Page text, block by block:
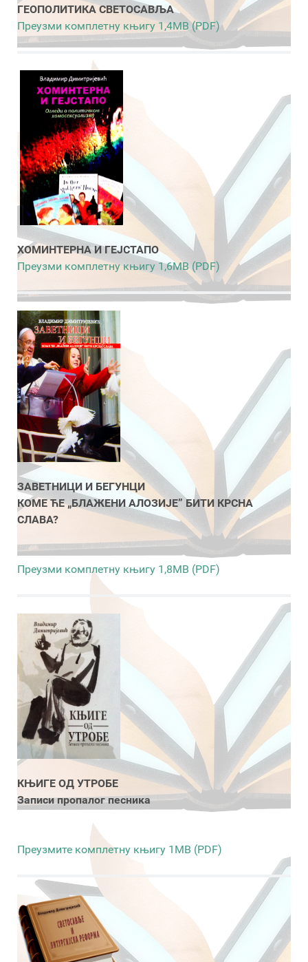
ГЕОПОЛИТИКА СВЕТОСАВЉА
Преузми комплетну књигу 1,4MB (PDF)
ХОМИНТЕРНА И ГЕЈСТАПО
Преузми комплетну књигу 1,6MB (PDF)
ЗАВЕТНИЦИ И БЕГУНЦИ
КОМЕ ЋЕ „БЛАЖЕНИ АЛОЗИЈЕ” БИТИ КРСНА
СЛАВА?
Преузми комплетну књигу 1,8MB (PDF)
КЊИГЕ ОД УТРОБЕ
Записи пропалог песника
Преузмите комплетну књигу 1MB (PDF)